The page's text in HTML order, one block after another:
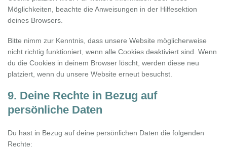
Möglichkeiten, beachte die Anweisungen in der Hilfesektion
deines Browsers.
Bitte nimm zur Kenntnis, dass unsere Website möglicherweise
nicht richtig funktioniert, wenn alle Cookies deaktiviert sind. Wenn
du die Cookies in deinem Browser löscht, werden diese neu
platziert, wenn du unsere Website erneut besuchst.
9. Deine Rechte in Bezug auf
persönliche Daten
Du hast in Bezug auf deine persönlichen Daten die folgenden
Rechte: